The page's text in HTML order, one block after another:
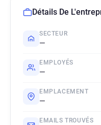
Détails De
SECTEUR
—
EMPLOYÉS
—
EMPLACEMENT
—
EMAILS TROUVÉS